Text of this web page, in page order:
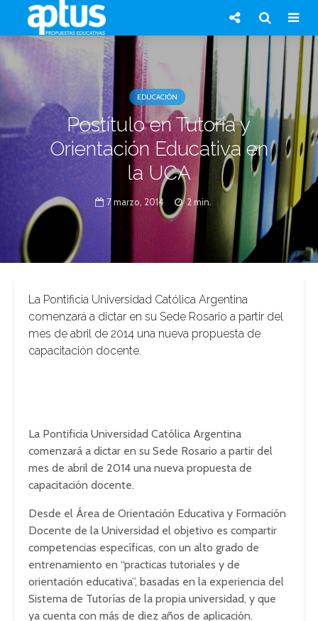
EDUCACIÓN
Postítulo en Tutoría y
Orientación Educativa en
la UCA
7 marzo, 2014 2 min.
La Pontificia Universidad Católica Argentina
comenzará a dictar en su Sede Rosario a partir del
mes de abril de 2014 una nueva propuesta de
capacitación docente.
La Pontificia Universidad Católica Argentina
comenzará a dictar en su Sede Rosario a partir del
mes de abril de 2014 una nueva propuesta de
capacitación docente.
Desde el Área de Orientación Educativa y Formación
Docente de la Universidad el objetivo es compartir
competencias específicas, con un alto grado de
entrenamiento en “practicas tutoriales y de
orientación educativa”, basadas en la experiencia del
Sistema de Tutorías de la propia universidad, y que
ya cuenta con más de diez años de aplicación.